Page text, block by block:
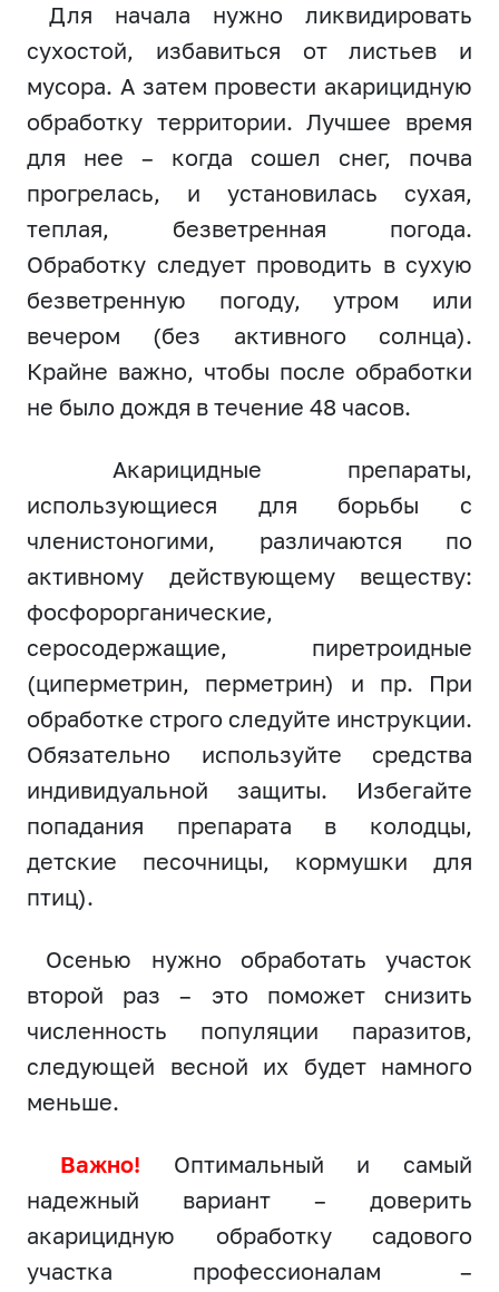
Для начала нужно ликвидировать
сухостой, избавиться от листьев и
мусора. А затем провести акарицидную
обработку территории. Лучшее время
для нее – когда сошел снег, почва
прогрелась, и установилась сухая,
теплая, безветренная погода.
Обработку следует проводить в сухую
безветренную погоду, утром или
вечером (без активного солнца).
Крайне важно, чтобы после обработки
не было дождя в течение 48 часов.
Акарицидные препараты,
использующиеся для борьбы с
членистоногими, различаются по
активному действующему веществу:
фосфорорганические,
серосодержащие, пиретроидные
(циперметрин, перметрин) и пр. При
обработке строго следуйте инструкции.
Обязательно используйте средства
индивидуальной защиты. Избегайте
попадания препарата в колодцы,
детские песочницы, кормушки для
птиц).
Осенью нужно обработать участок
второй раз – это поможет снизить
численность популяции паразитов,
следующей весной их будет намного
меньше.
Важно! Оптимальный и самый
надежный вариант – доверить
акарицидную обработку садового
участка профессионалам –